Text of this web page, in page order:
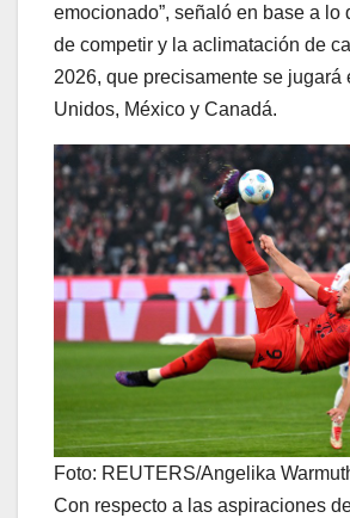
emocionado”, señaló en base a lo
de competir y la aclimatación de
2026, que precisamente se jugará
Unidos, México y Canadá.
Foto: REUTERS/Angelika
Con respecto a las aspiraciones